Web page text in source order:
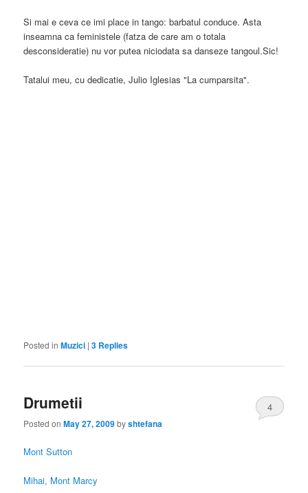
Si mai e ceva ce imi place in tango: barbatul conduce. Asta
inseamna ca feministele (fatza de care am o totala
desconsideratie) nu vor putea niciodata sa danseze tangoul.Sic!
Tatalui meu, cu dedicatie, Julio Iglesias "La cumparsita".
Posted in Muzici |3 Replies
Drumetii
Posted onMay 27, 2009byshtefana
4
Mont Sutton
Mihai, Mont Marcy